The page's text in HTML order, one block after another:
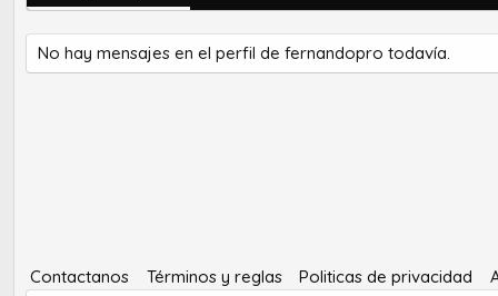
No hay mensajes en el perfil de fernandopro todavía.
Contactanos Términos y reglas Politicas de privacidad